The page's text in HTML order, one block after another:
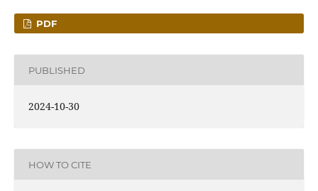
PDF
PUBLISHED
2024-10-30
HOW TO CITE